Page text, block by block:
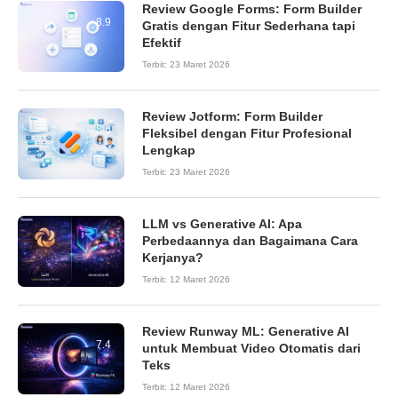
8.9
Review Google Forms: Form Builder
Gratis dengan Fitur Sederhana tapi
Efektif
Terbit: 23 Maret 2026
8.6
Review Jotform: Form Builder
Fleksibel dengan Fitur Profesional
Lengkap
Terbit: 23 Maret 2026
LLM vs Generative AI: Apa
Perbedaannya dan Bagaimana Cara
Kerjanya?
Terbit: 12 Maret 2026
7.4
Review Runway ML: Generative AI
untuk Membuat Video Otomatis dari
Teks
Terbit: 12 Maret 2026